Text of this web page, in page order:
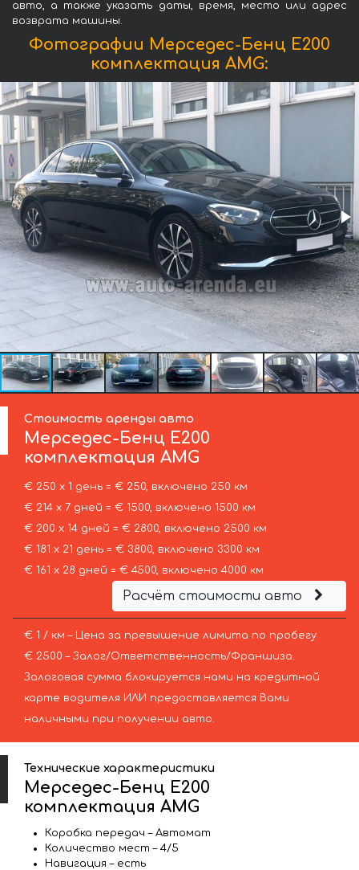
авто, а также указать даты, время, место или адрес
возврата машины.
Фотографии Мерседес-Бенц Е200
комплектация AMG:
Стоимость аренды авто
Мерседес-Бенц Е200
комплектация AMG
€ 250 х 1 день = € 250, включено 250 км
€ 214 х 7 дней = € 1500, включено 1500 км
€ 200 х 14 дней = € 2800, включено 2500 км
€ 181 х 21 день = € 3800, включено 3300 км
€ 161 х 28 дней = € 4500, включено 4000 км
Расчёт стоимости авто
€ 1 / км – Цена за превышение лимита по пробегу
€ 2500 – Залог/Ответственность/Франшиза.
Залоговая сумма блокируется нами на кредитной
карте водителя ИЛИ предоставляется Вами
наличными при получении авто.
Технические характеристики
Мерседес-Бенц Е200
комплектация AMG
Коробка передач – Автомат
Количество мест – 4/5
Навигация – есть